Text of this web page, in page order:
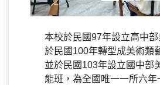
本校於民國97年設立高中部
於民國100年轉型成美術類
並於民國103年設立國中部